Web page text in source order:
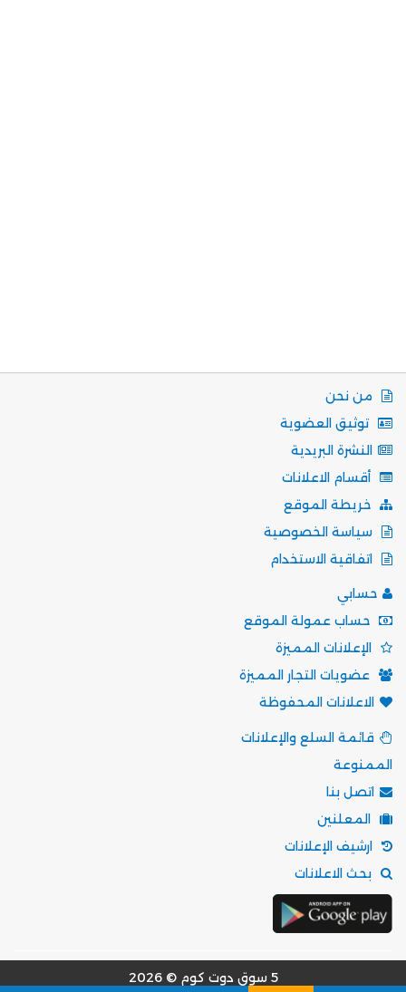
من نحن
توثيق العضوية
النشرة البريدية
أقسام الاعلانات
خريطة الموقع
سياسة الخصوصية
اتفاقية الاستخدام
حسابي
حساب عمولة الموقع
الإعلانات المميزة
عضويات التجار المميزة
الاعلانات المحفوظة
قائمة السلع والإعلانات
الممنوعة
اتصل بنا
المعلنين
ارشيف الإعلانات
بحث الاعلانات
5 سوق دوت كوم © 2026